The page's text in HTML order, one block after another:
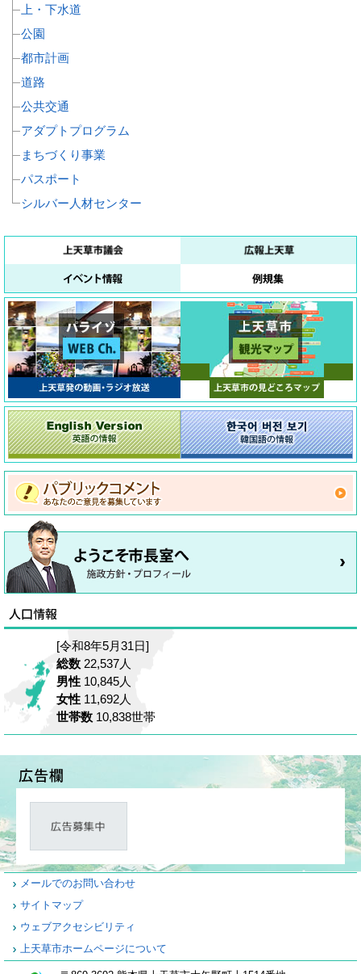
上・下水道
公園
都市計画
道路
公共交通
アダプトプログラム
まちづくり事業
パスポート
シルバー人材センター
[令和8年5月31日]
総数 22,537人
男性 10,845人
女性 11,692人
世帯数 10,838世帯
メールでのお問い合わせ
サイトマップ
ウェブアクセシビリティ
上天草市ホームページについて